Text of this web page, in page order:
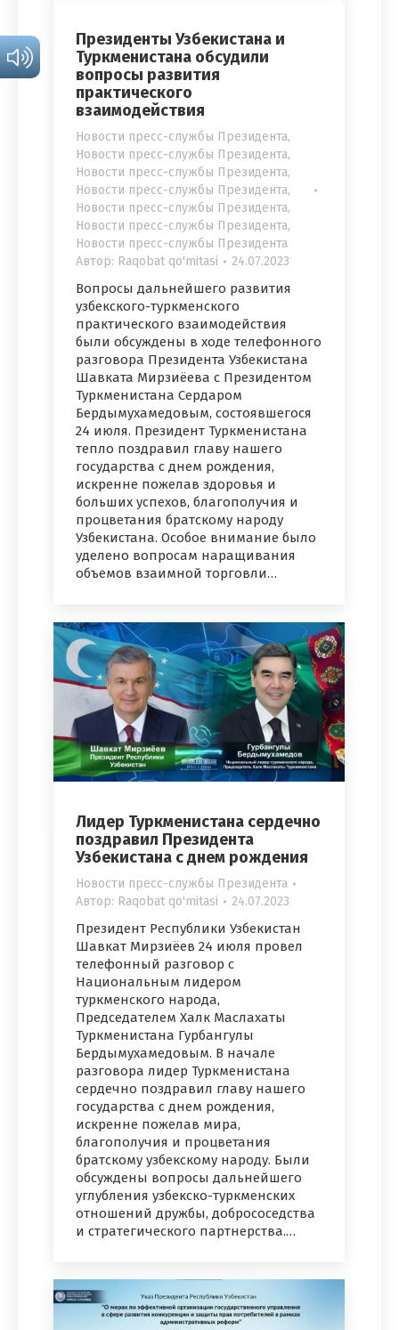
Президенты Узбекистана и
Туркменистана обсудили
вопросы развития
практического
взаимодействия
Новости пресс-службы Президента,
Новости пресс-службы Президента,
Новости пресс-службы Президента,
Новости пресс-службы Президента,
Новости пресс-службы Президента,
Новости пресс-службы Президента,
Новости пресс-службы Президента
Автор: Raqobat qo'mitasi 24.07.2023
Вопросы дальнейшего развития
узбекского-туркменского
практического взаимодействия
были обсуждены в ходе телефонного
разговора Президента Узбекистана
Шавката Мирзиёева с Президентом
Туркменистана Сердаром
Бердымухамедовым, состоявшегося
24 июля. Президент Туркменистана
тепло поздравил главу нашего
государства с днем рождения,
искренне пожелав здоровья и
больших успехов, благополучия и
процветания братскому народу
Узбекистана. Особое внимание было
уделено вопросам наращивания
объемов взаимной торговли…
Лидер Туркменистана сердечно
поздравил Президента
Узбекистана с днем рождения
Новости пресс-службы Президента
Автор: Raqobat qo'mitasi 24.07.2023
Президент Республики Узбекистан
Шавкат Мирзиёев 24 июля провел
телефонный разговор с
Национальным лидером
туркменского народа,
Председателем Халк Маслахаты
Туркменистана Гурбангулы
Бердымухамедовым. В начале
разговора лидер Туркменистана
сердечно поздравил главу нашего
государства с днем рождения,
искренне пожелав мира,
благополучия и процветания
братскому узбекскому народу. Были
обсуждены вопросы дальнейшего
углубления узбекско-туркменских
отношений дружбы, добрососедства
и стратегического партнерства.…